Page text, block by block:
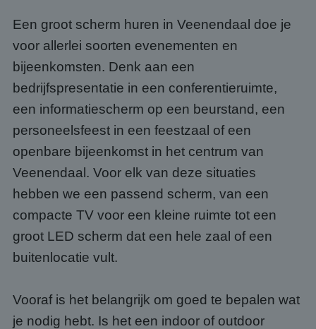
Een groot scherm huren in Veenendaal doe je
voor allerlei soorten evenementen en
bijeenkomsten. Denk aan een
bedrijfspresentatie in een conferentieruimte,
een informatiescherm op een beurstand, een
personeelsfeest in een feestzaal of een
openbare bijeenkomst in het centrum van
Veenendaal. Voor elk van deze situaties
hebben we een passend scherm, van een
compacte TV voor een kleine ruimte tot een
groot LED scherm dat een hele zaal of een
buitenlocatie vult.
Vooraf is het belangrijk om goed te bepalen wat
je nodig hebt. Is het een indoor of outdoor